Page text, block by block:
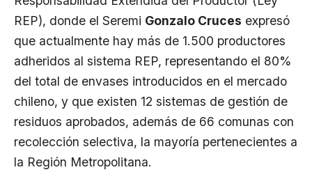
REP), donde el Seremi Gonzalo Cruces expresó
que actualmente hay más de 1.500 productores
adheridos al sistema REP, representando el 80%
del total de envases introducidos en el mercado
chileno, y que existen 12 sistemas de gestión de
residuos aprobados, además de 66 comunas con
recolección selectiva, la mayoría pertenecientes a
la Región Metropolitana.